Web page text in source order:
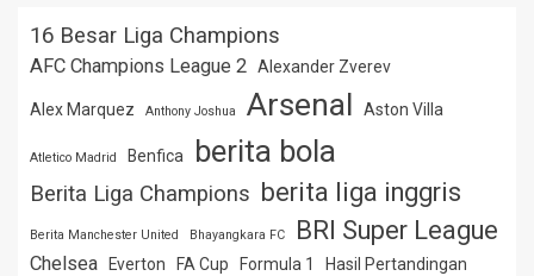
16 Besar Liga Champions
AFC Champions League 2 Alexander Zverev
Alex Marquez Anthony Joshua Arsenal Aston Villa
Atletico Madrid Benfica berita bola
Berita Liga Champions berita liga inggris
Berita Manchester United Bhayangkara FC BRI Super League
Chelsea Everton FA Cup Formula 1 Hasil Pertandingan